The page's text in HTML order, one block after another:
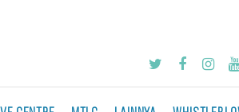
Stunting dan Wasting